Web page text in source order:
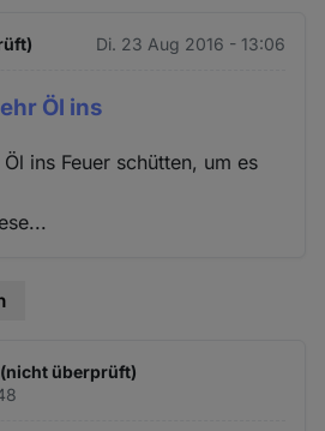
Di. 23 Aug 2016 - 13:06
Öl ins
ins Feuer schütten, um es
überprüft)